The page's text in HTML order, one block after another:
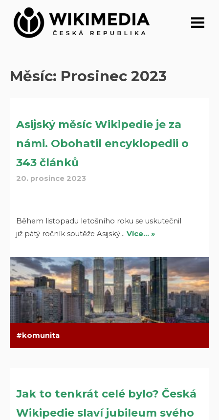
Přeskočit
obsah
Měsíc: Prosinec 2023
Asijský měsíc Wikipedie je za
námi. Obohatil encyklopedii o
343 článků
20. prosince 2023
Během listopadu letošního roku se uskutečnil
již pátý ročník soutěže Asijský…Více… »
komunita
Jak to tenkrát celé bylo? Česká
Wikipedie slaví jubileum svého